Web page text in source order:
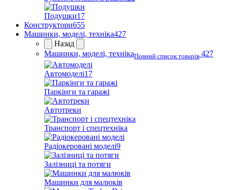
Подушки17
Конструктори655
Машинки, моделі, техніка427
Назад
Машинки, моделі, технікаПовний список товарів 427
Автомоделі17
Паркінги та гаражі
Автотреки
Транспорт і спецтехніка
Радіокеровані моделі9
Залізниці та потяги
Машинки для малюків